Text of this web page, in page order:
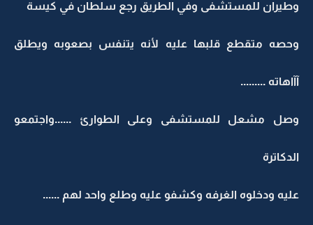
وطيران للمستشفى وفي الطريق رجع سلطان في كيسة
وحصه متقطع قلبها عليه لأنه يتنفس بصعوبه ويطلق
آآاهاته .........
وصل مشعل للمستشفى وعلى الطوارئ ......واجتمعو
الدكاترة
عليه ودخلوه الغرفه وكشفو عليه وطلع واحد لهم ......